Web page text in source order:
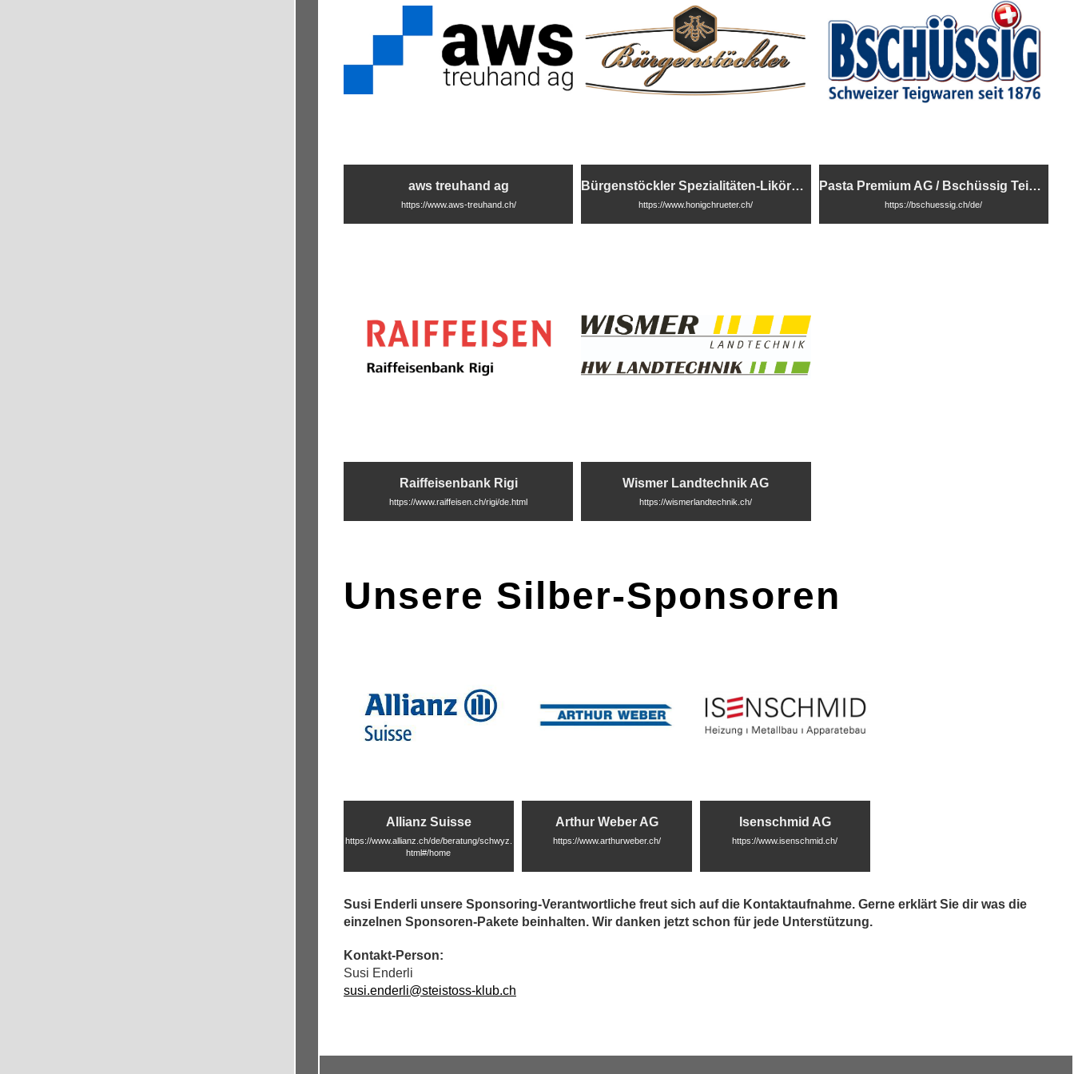
aws treuhand ag
https://www.aws-treuhand.ch/
Bürgenstöckler Spezialitäten-Likörerei
https://www.honigchrueter.ch/
Pasta Premium AG / Bschüssig Teigwaren
https://bschuessig.ch/de/
Raiffeisenbank Rigi
https://www.raiffeisen.ch/rigi/de.html
Wismer Landtechnik AG
https://wismerlandtechnik.ch/
Unsere Silber-Sponsoren
Allianz Suisse
https://www.allianz.ch/de/beratung/schwyz.
html#/home
Arthur Weber AG
https://www.arthurweber.ch/
Isenschmid AG
https://www.isenschmid.ch/
Susi Enderli unsere Sponsoring-Verantwortliche freut sich auf die Kontaktaufnahme. Gerne erklärt Sie dir was die
einzelnen Sponsoren-Pakete beinhalten. Wir danken jetzt schon für jede Unterstützung.
Kontakt-Person:
Susi Enderli
susi.enderli@steistoss-klub.ch